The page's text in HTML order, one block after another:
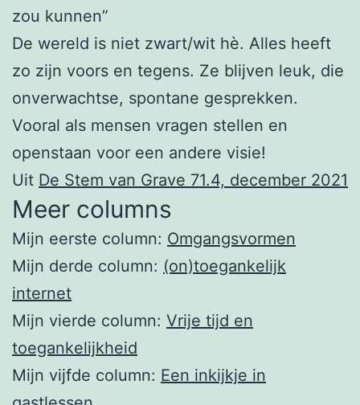
zou kunnen”
De wereld is niet zwart/wit hè. Alles heeft
zo zijn voors en tegens. Ze blijven leuk, die
onverwachtse, spontane gesprekken.
Vooral als mensen vragen stellen en
openstaan voor een andere visie!
Uit De Stem van Grave 71.4, december 2021
Meer columns
Mijn eerste column: Omgangsvormen
Mijn derde column: (on)toegankelijk
internet
Mijn vierde column: Vrije tijd en
toegankelijkheid
Mijn vijfde column: Een inkijkje in